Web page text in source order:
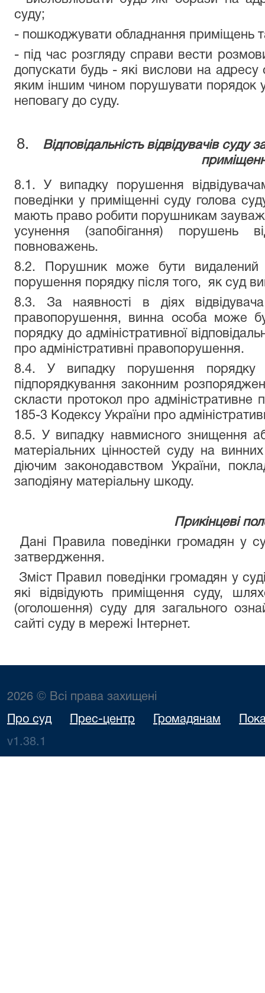
суду;
- пошкоджувати обладнання приміщень
- під час розгляду справи вести
допускати будь - які вислови на адресу
яким іншим чином порушувати порядок
неповагу до суду.
Відповідальність відвідувачів
8.1. У випадку порушення
поведінки у приміщенні суду голова
мають право робити порушникам
усунення (запобігання) порушень
повноважень.
8.2. Порушник може бути видалений
порушення порядку після того, як суд
8.3. За наявності в діях
правопорушення, винна особа може
порядку до адміністративної
про адміністративні правопорушення.
8.4. У випадку порушення порядку
підпорядкування законним
скласти протокол про
185-3 Кодексу України про
8.5. У випадку навмисного знищення
матеріальних цінностей суду на
діючим законодавством України,
заподіяну матеріальну шкоду.
Прикінцеві
Дані Правила поведінки громадян у
затвердження.
Зміст Правил поведінки громадян у
які відвідують приміщення суду,
(оголошення) суду для загального
сайті суду в мережі Інтернет.
2026 © Всі права захищені
Про суд Прес-центр Громадянам
v1.38.1